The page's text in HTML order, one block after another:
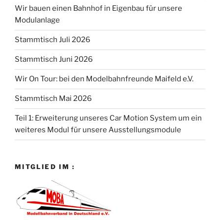
Wir bauen einen Bahnhof in Eigenbau für unsere
Modulanlage
Stammtisch Juli 2026
Stammtisch Juni 2026
Wir On Tour: bei den Modelbahnfreunde Maifeld e.V.
Stammtisch Mai 2026
Teil 1: Erweiterung unseres Car Motion System um ein
weiteres Modul für unsere Ausstellungsmodule
MITGLIED IM :